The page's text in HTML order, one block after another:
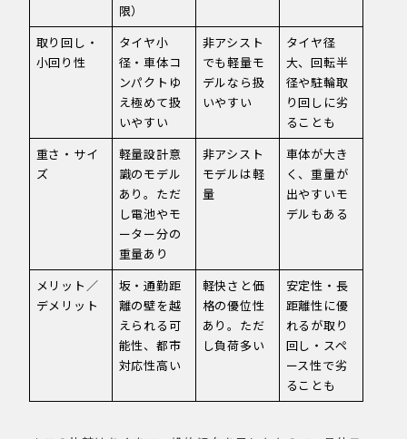
限）
取り回し・
小回り性
タイヤ小
径・車体コ
ンパクトゆ
え極めて扱
いやすい
非アシスト
でも軽量モ
デルなら扱
いやすい
タイヤ径
大、回転半
径や駐輪取
り回しに劣
ることも
重さ・サイ
ズ
軽量設計意
識のモデル
あり。ただ
し電池やモ
ーター分の
重量あり
非アシスト
モデルは軽
量
車体が大き
く、重量が
出やすいモ
デルもある
メリット／
デメリット
坂・通勤距
離の壁を越
えられる可
能性、都市
対応性高い
軽快さと価
格の優位性
あり。ただ
し負荷多い
安定性・長
距離性に優
れるが取り
回し・スペ
ース性で劣
ることも